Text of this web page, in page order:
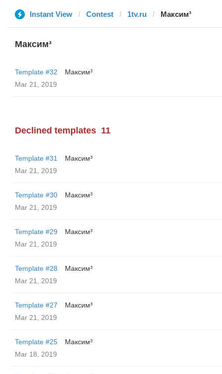
Instant View Contest 1tv.ru Максим³
Максим³
Template #32
Максим³
Mar 21, 2019
Declined templates 11
Template #31
Максим³
Mar 21, 2019
Template #30
Максим³
Mar 21, 2019
Template #29
Максим³
Mar 21, 2019
Template #28
Максим³
Mar 21, 2019
Template #27
Максим³
Mar 21, 2019
Template #25
Максим³
Mar 18, 2019